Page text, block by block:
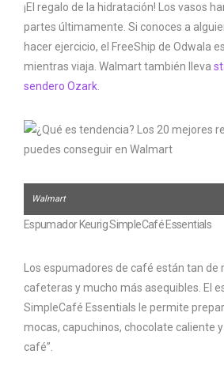
¡El regalo de la hidratación! Los vasos
partes últimamente. Si conoces a
hacer ejercicio, el FreeShip de Odwala
mientras viaja. Walmart también lleva
sendero Ozark.
Walmart
Espumador Keurig SimpleCafé Essentials
Los espumadores de café están tan de
cafeteras y mucho más asequibles. El
SimpleCafé Essentials le permite
mocas, capuchinos, chocolate caliente
café”.